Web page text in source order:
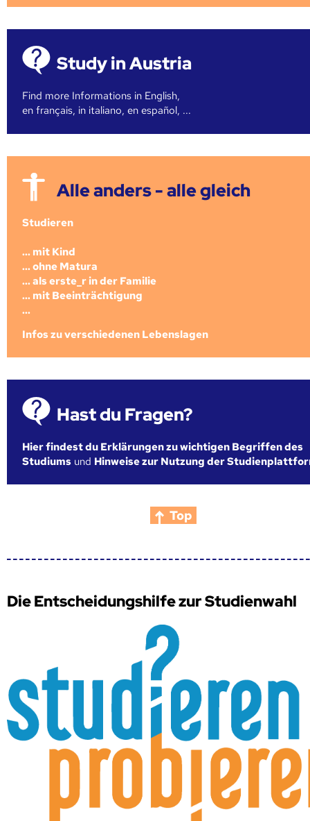
Study in Austria
Find more Informations in English,
en français, in italiano, en español, ...
Alle anders - alle gleich
Studieren
... mit Kind
... ohne Matura
... als erste_r in der Familie
... mit Beeinträchtigung
...
Infos zu verschiedenen Lebenslagen
Hast du Fragen?
Hier findest du Erklärungen zu wichtigen Begriffen des
Studiums und Hinweise zur Nutzung der
Top
Die Entscheidungshilfe zur Studienwahl